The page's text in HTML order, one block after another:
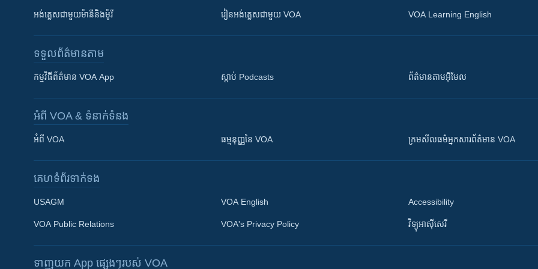
Khmer English
អង់គ្លេស​ជាមួយ​ម៉ានី​និង​ម៉ូរី រៀន​​​​​​អង់គ្លេស​​ជាមួយ VOA VOA Learning English
ទទួល​ព័ត៌មាន​តាម
កម្មវិធី​ព័ត៌មាន VOA App ស្តាប់ Podcasts ព័ត៌មាន​តាម​អ៊ីមែល
អំពី​ VOA & ទំនាក់ទំនង
អំពី​ VOA ធម្មនុញ្ញ​នៃ VOA ក្រម​​​សីលធម៌​​​អ្នក​​​សារព័ត៌មាន VOA
គេហទំព័រ​​ទាក់ទង
USAGM
VOA Public Relations
VOA English
VOA's Privacy Policy
Accessibility
វិទ្យុ​អាស៊ី​សេរី
ទាញយក​ App ផ្សេងៗ​របស់​ VOA